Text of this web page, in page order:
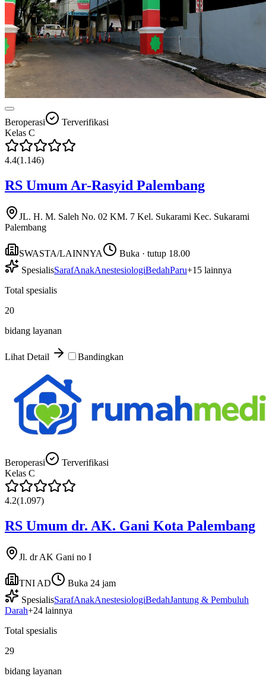
Beroperasi
Terverifikasi
Kelas C
4.4(1.146)
RS Umum Ar-Rasyid Palembang
JL. H. M. Saleh No. 02 KM. 7 Kel. Sukarami Kec. Sukarami
Palembang
SWASTA/LAINNYA
Buka · tutup 18.00
SpesialisSarafAnakAnestesiologiBedahParu+15 lainnya
Total spesialis
20
bidang layanan
Lihat Detail Bandingkan
Beroperasi
Terverifikasi
Kelas C
4.2(1.097)
RS Umum dr. AK. Gani Kota Palembang
Jl. dr AK Gani no I
TNI AD
Buka 24 jam
SpesialisSarafAnakAnestesiologiBedahJantung & Pembuluh
Darah+24 lainnya
Total spesialis
29
bidang layanan